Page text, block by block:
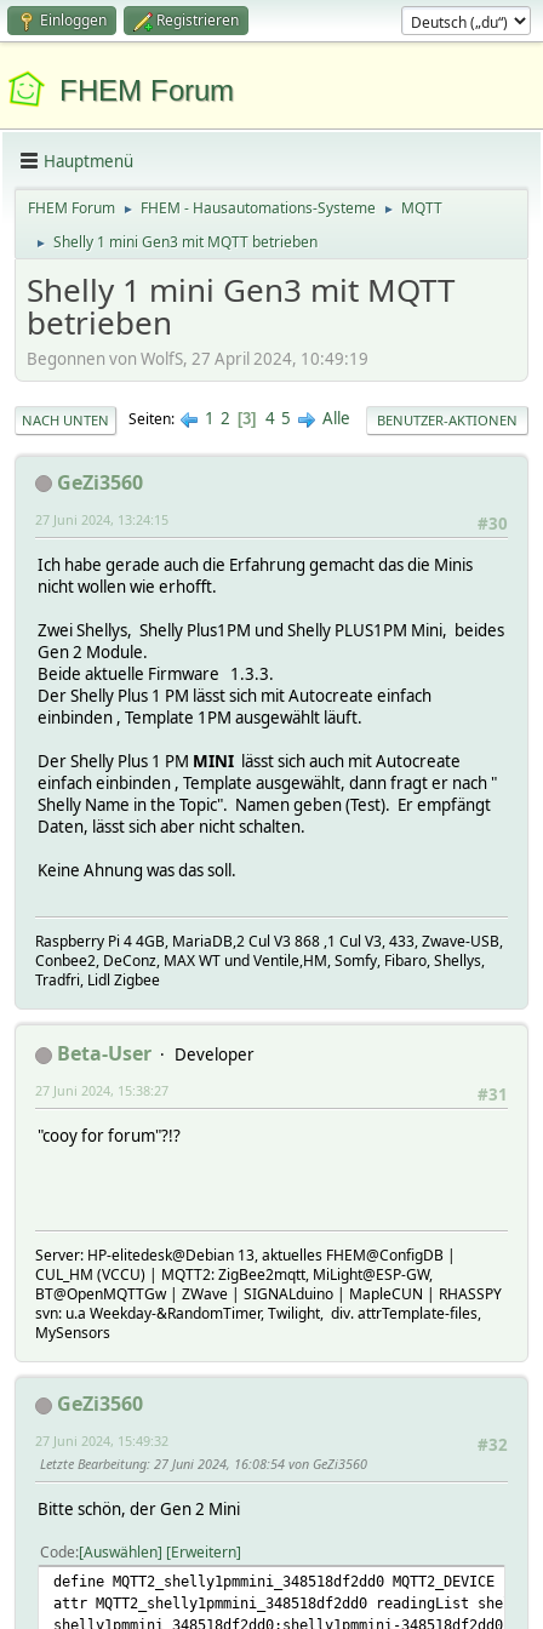
Einloggen Registrieren
FHEM Forum
Hauptmenü
FHEM Forum ► FHEM - Hausautomations-Systeme ► MQTT
► Shelly 1 mini Gen3 mit MQTT betrieben
Shelly 1 mini Gen3 mit MQTT
betrieben
Begonnen von WolfS, 27 April 2024, 10:49:19
NACH UNTEN Seiten 1 2 3 4 5 Alle BENUTZER-AKTIONEN
GeZi3560
#30
27 Juni 2024, 13:24:15
Ich habe gerade auch die Erfahrung gemacht das die Minis
nicht wollen wie erhofft.
Zwei Shellys, Shelly Plus1PM und Shelly PLUS1PM Mini, beides
Gen 2 Module.
Beide aktuelle Firmware 1.3.3.
Der Shelly Plus 1 PM lässt sich mit Autocreate einfach
einbinden , Template 1PM ausgewählt läuft.
Der Shelly Plus 1 PM MINI lässt sich auch mit Autocreate
einfach einbinden , Template ausgewählt, dann fragt er nach "
Shelly Name in the Topic". Namen geben (Test). Er empfängt
Daten, lässt sich aber nicht schalten.
Keine Ahnung was das soll.
Raspberry Pi 4 4GB, MariaDB,2 Cul V3 868 ,1 Cul V3, 433, Zwave-USB,
Conbee2, DeConz, MAX WT und Ventile,HM, Somfy, Fibaro, Shellys,
Tradfri, Lidl Zigbee
Beta-User
Developer
#31
27 Juni 2024, 15:38:27
"cooy for forum"?!?
Server: HP-elitedesk@Debian 13, aktuelles FHEM@ConfigDB |
CUL_HM (VCCU) | MQTT2: ZigBee2mqtt, MiLight@ESP-GW,
BT@OpenMQTTGw | ZWave | SIGNALduino | MapleCUN | RHASSPY
svn: u.a Weekday-&RandomTimer, Twilight, div. attrTemplate-files,
MySensors
GeZi3560
#32
27 Juni 2024, 15:49:32
Letzte Bearbeitung: 27 Juni 2024, 16:08:54 von GeZi3560
Bitte schön, der Gen 2 Mini
Code Auswählen Erweitern
define MQTT2_shelly1pmmini_348518df2dd0 MQTT2_DEVICE
attr MQTT2_shelly1pmmini_348518df2dd0 readingList
shelly1pmmini_348518df2dd0:shelly1pmmini-348518df2dd0/